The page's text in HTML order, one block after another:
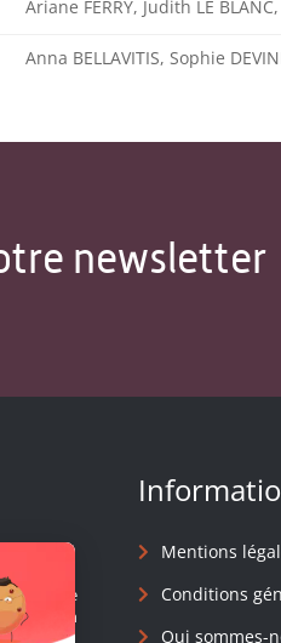
Ariane FERRY, Judith LE
Anna BELLAVITIS, Sophie
newsletter
l'Homme
en
Mentions
Conditions
Qui sommes-